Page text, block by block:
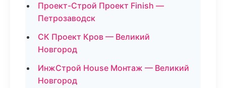
Проект-Строй Проект Finish —
Петрозаводск
СК Проект Кров — Великий
Новгород
ИнжСтрой House Монтаж — Великий
Новгород